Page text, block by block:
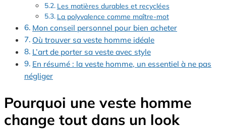
Les matières durables et recyclées
La polyvalence comme maître-mot
Mon conseil personnel pour bien acheter
Où trouver sa veste homme idéale
L’art de porter sa veste avec style
En résumé : la veste homme, un essentiel à ne pas
négliger
Pourquoi une veste homme
change tout dans un look